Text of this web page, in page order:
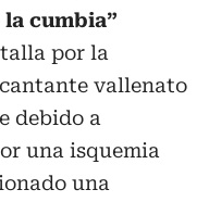
cumbia”
por la
vallenato
debido a
una isquemia
una